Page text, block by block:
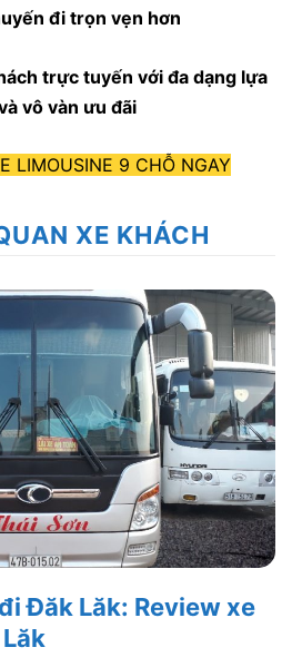
đi trọn vẹn hơn
trực tuyến với đa dạng lựa
vô vàn ưu đãi
LIMOUSINE 9 CHỖ NGAY
XE KHÁCH
Đăk Lăk: Review xe